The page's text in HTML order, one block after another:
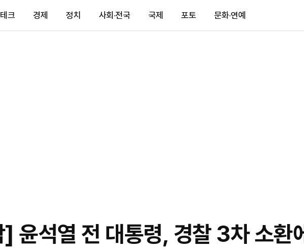
크 경제 정치 사회·전국 국제 포토 문화·연예
윤석열 전 대통령, 경찰 3차 소환